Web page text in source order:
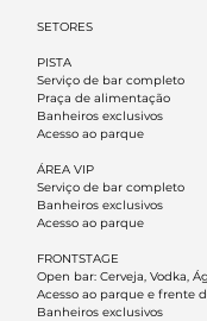
SETORES
PISTA
Serviço de bar completo
Praça de alimentação
Banheiros exclusivos
Acesso ao parque
ÁREA VIP
Serviço de bar completo
Banheiros exclusivos
Acesso ao parque
FRONTSTAGE
Open bar: Cerveja, Vodka,
Acesso ao parque e frente
Banheiros exclusivos